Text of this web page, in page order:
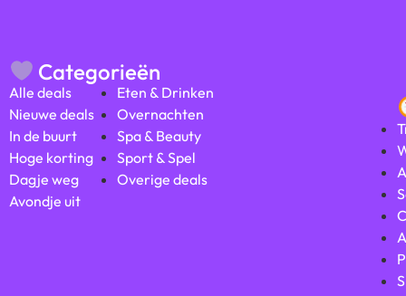
Categorieën
Alle deals
Nieuwe deals
In de buurt
Hoge korting
Dagje weg
Avondje uit
Eten & Drinken
Overnachten
Spa & Beauty
Sport & Spel
Overige deals